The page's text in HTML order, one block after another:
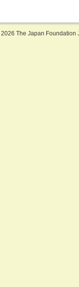
2026 The Japan Foundation